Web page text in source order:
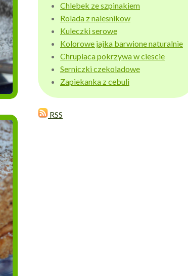
Chlebek ze szpinakiem
Rolada z nalesnikow
Kuleczki serowe
Kolorowe jajka barwione naturalnie
Chrupiaca pokrzywa w ciescie
Serniczki czekoladowe
Zapiekanka z cebuli
RSS